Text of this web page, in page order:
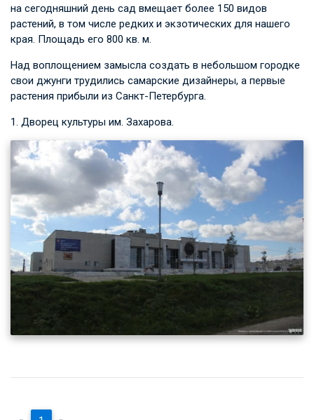
на сегодняшний день сад вмещает более 150 видов
растений, в том числе редких и экзотических для нашего
края. Площадь его 800 кв. м.
Над воплощением замысла создать в небольшом городке
свои джунги трудились самарские дизайнеры, а первые
растения прибыли из Санкт-Петербурга.
1. Дворец культуры им. Захарова.